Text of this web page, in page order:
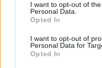
I want to opt-out of
Personal Data.
Opted In
I want to opt-out of
Personal Data for
Opted In